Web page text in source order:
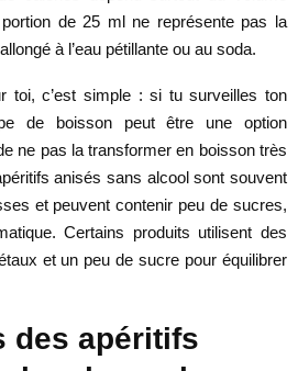
de 25 ml ne représente pas la
à l’eau pétillante ou au soda.
toi, c’est simple : si tu surveilles ton
de boisson peut être une option
ne pas la transformer en boisson très
anisés sans alcool sont souvent
et peuvent contenir peu de sucres,
Certains produits utilisent des
et un peu de sucre pour équilibrer
des apéritifs